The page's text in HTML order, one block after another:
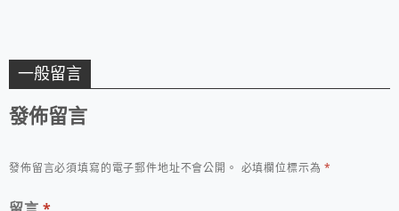
一般留言
發佈留言
發佈留言必須填寫的電子郵件地址不會公開。 必填欄位標示為*